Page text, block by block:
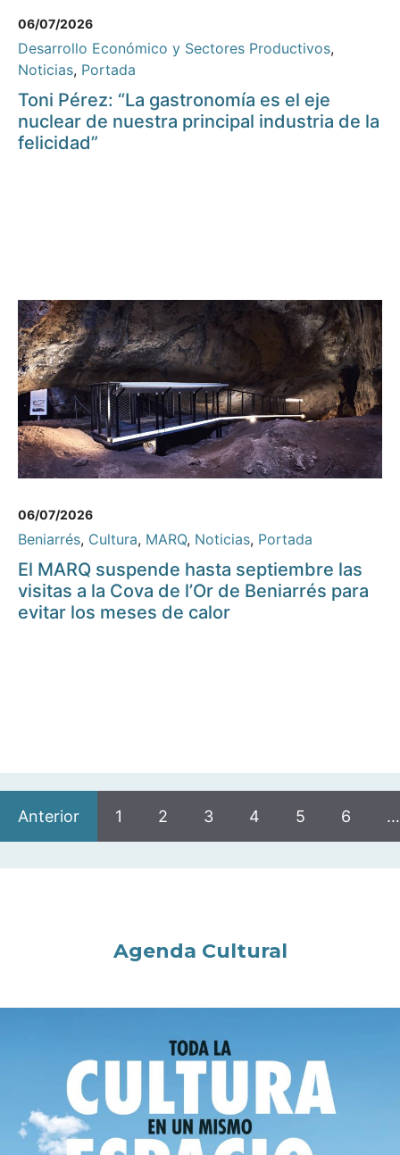
06/07/2026
Desarrollo Económico y Sectores Productivos,
Noticias, Portada
Toni Pérez: “La gastronomía es el eje
nuclear de nuestra principal industria de la
felicidad”
06/07/2026
Beniarrés, Cultura, MARQ, Noticias, Portada
El MARQ suspende hasta septiembre las
visitas a la Cova de l’Or de Beniarrés para
evitar los meses de calor
Anterior 1 2 3 4 5 6 …
Agenda Cultural